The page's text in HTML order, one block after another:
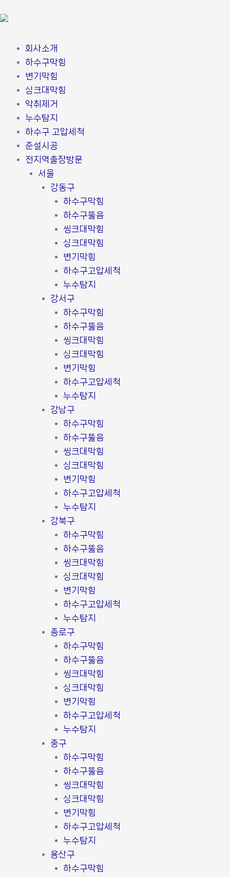
텐
회사소개
하수구막힘
변기막힘
싱크대막힘
악취제거
누수탐지
하수구 고압세척
준설시공
전지역출장방문
서울
강동구
하수구막힘
하수구뚫음
씽크대막힘
싱크대막힘
변기막힘
하수구고압세척
누수탐지
강서구
하수구막힘
하수구뚫음
씽크대막힘
싱크대막힘
변기막힘
하수구고압세척
누수탐지
강남구
하수구막힘
하수구뚫음
씽크대막힘
싱크대막힘
변기막힘
하수구고압세척
누수탐지
강북구
하수구막힘
하수구뚫음
씽크대막힘
싱크대막힘
변기막힘
하수구고압세척
누수탐지
종로구
하수구막힘
하수구뚫음
씽크대막힘
싱크대막힘
변기막힘
하수구고압세척
누수탐지
중구
하수구막힘
하수구뚫음
씽크대막힘
싱크대막힘
변기막힘
하수구고압세척
누수탐지
용산구
하수구막힘
스